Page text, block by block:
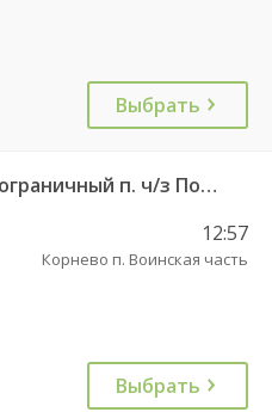
Выбрать
133 Калининград АВ — Пограничный п. ч/з Поддубное п.
12:57
Корнево п. Воинская часть
Выбрать